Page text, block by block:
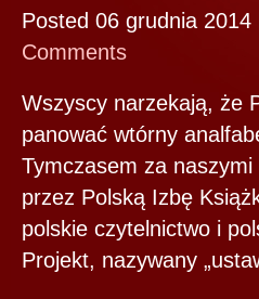
Posted 06 grudnia 2014 |
Comments
Wszyscy narzekają, że
panować wtórny
Tymczasem za naszymi
przez Polską Izbę
polskie czytelnictwo i
Projekt, nazywany